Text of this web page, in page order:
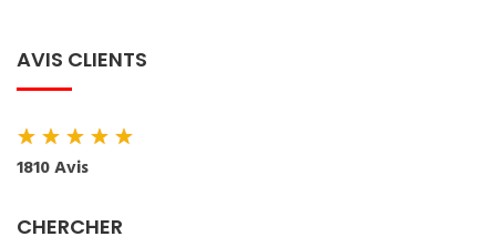
AVIS CLIENTS
★★★★★
1810 Avis
CHERCHER